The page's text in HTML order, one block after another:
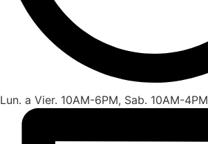
Lun. a Vier. 10AM-6PM, Sab. 10AM-4PM